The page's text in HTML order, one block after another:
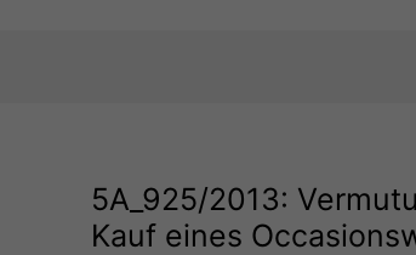
5A_925/2013:
Kauf eines